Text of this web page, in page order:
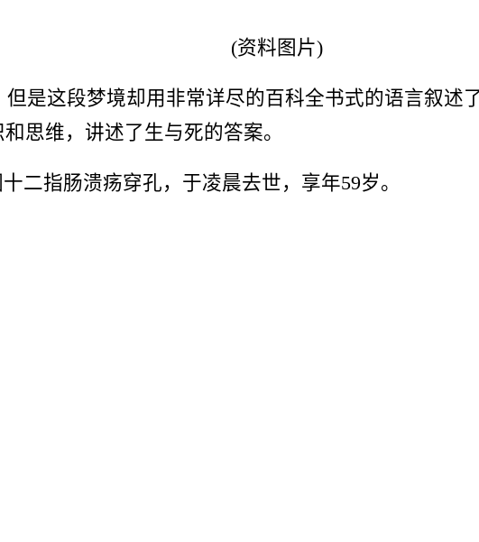
(资料图片)
是这段梦境却用非常详尽的百科全书式的语言叙述
思维，讲述了生与死的答案。
二指肠溃疡穿孔，于凌晨去世，享年59岁。